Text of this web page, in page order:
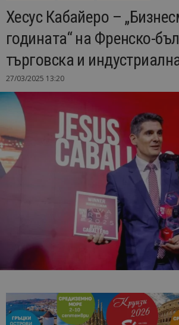
Хесус Кабайеро –
годината“ на Френско-
търговска и
27/03/2025 13:20